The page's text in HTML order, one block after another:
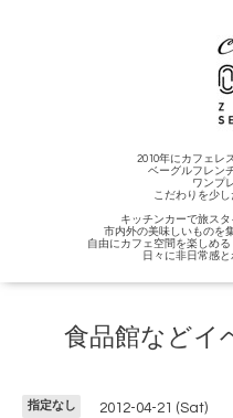
2010年にカフェレ
ベーグルフレン
ワンプ
こだわりを少し
キッチンカーで旅ス
市内外の美味しいものを
自由にカフェ空間を楽しめ
日々に非日常感と
食品館などイ
指定なし 2012-04-21 (Sat)